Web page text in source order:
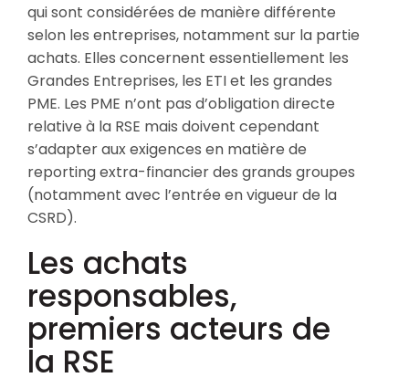
qui sont considérées de manière différente
selon les entreprises, notamment sur la partie
achats. Elles concernent essentiellement les
Grandes Entreprises, les ETI et les grandes
PME. Les PME n’ont pas d’obligation directe
relative à la RSE mais doivent cependant
s’adapter aux exigences en matière de
reporting extra-financier des grands groupes
(notamment avec l’entrée en vigueur de la
CSRD).
Les achats
responsables,
premiers acteurs de
la RSE